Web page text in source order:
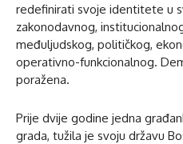
redefinirati svoje identitete u
zakonodavnog,
međuljudskog, političkog,
operativno-funkcionalnog.
poražena.
Prije dvije godine jedna
grada, tužila je svoju državu